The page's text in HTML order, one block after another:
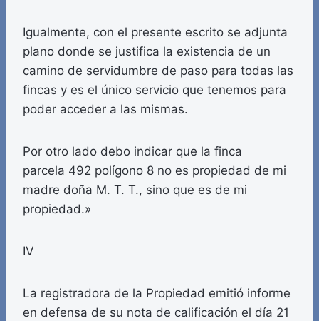
Igualmente, con el presente escrito se adjunta
plano donde se justifica la existencia de un
camino de servidumbre de paso para todas las
fincas y es el único servicio que tenemos para
poder acceder a las mismas.
Por otro lado debo indicar que la finca
parcela 492 polígono 8 no es propiedad de mi
madre doña M. T. T., sino que es de mi
propiedad.»
IV
La registradora de la Propiedad emitió informe
en defensa de su nota de calificación el día 21